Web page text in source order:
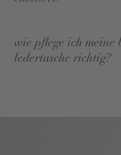
wie pflege ich meine
ledertasche richtig?